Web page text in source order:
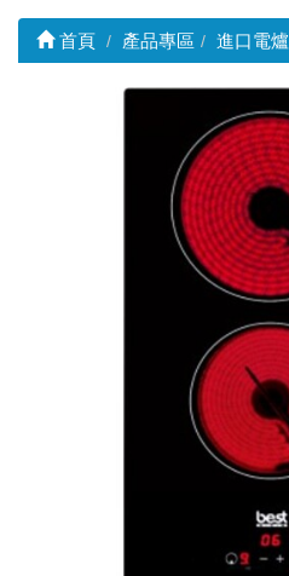
首頁 產品專區 進口電爐